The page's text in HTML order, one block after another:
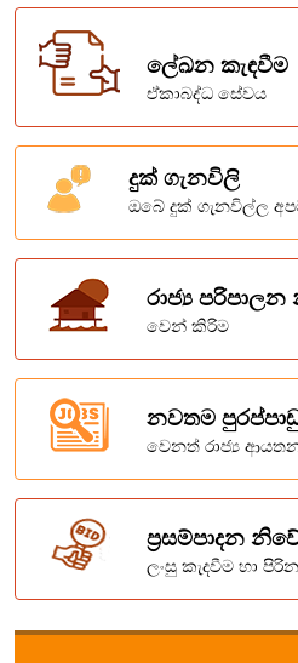
ලේඛන කැඳවීම
ඒකාබද්ධ සේවය
දුක් ගැනවිලි
ඔබේ දුක් ගැනවිල්ල
රාජ්‍ය
වෙන් කිරිම
නවතම
වෙනත් රාජ්‍ය
ප්‍රසම්පාදන
ලංසු කැදවීම හා